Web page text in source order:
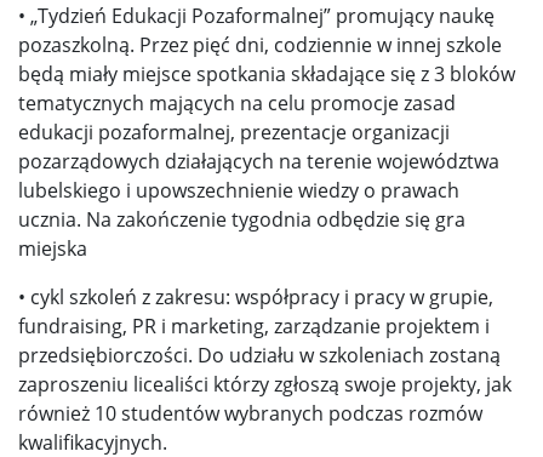
• „Tydzień Edukacji Pozaformalnej” promujący naukę
pozaszkolną. Przez pięć dni, codziennie w innej szkole
będą miały miejsce spotkania składające się z 3 bloków
tematycznych mających na celu promocje zasad
edukacji pozaformalnej, prezentacje organizacji
pozarządowych działających na terenie województwa
lubelskiego i upowszechnienie wiedzy o prawach
ucznia. Na zakończenie tygodnia odbędzie się gra
miejska
• cykl szkoleń z zakresu: współpracy i pracy w grupie,
fundraising, PR i marketing, zarządzanie projektem i
przedsiębiorczości. Do udziału w szkoleniach zostaną
zaproszeniu licealiści którzy zgłoszą swoje projekty, jak
również 10 studentów wybranych podczas rozmów
kwalifikacyjnych.